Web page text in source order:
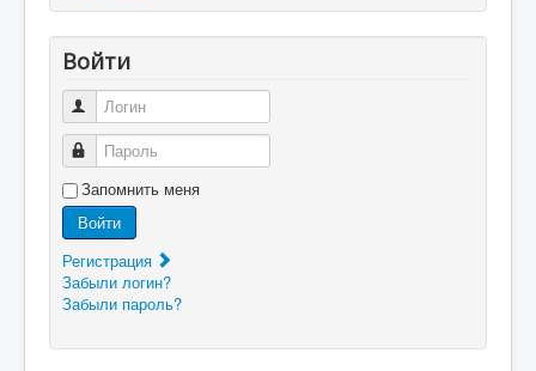
Войти
Логин
Пароль
Запомнить меня
Войти
Регистрация
Забыли логин?
Забыли пароль?